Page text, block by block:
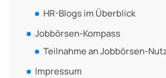
HR-Blogs im Überblick
Jobbörsen-Kompass
Teilnahme an Jobbörsen-
Impressum